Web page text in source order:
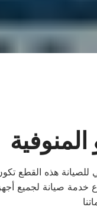
للصيانة هذه القطع
خدمة صيانة لجميع